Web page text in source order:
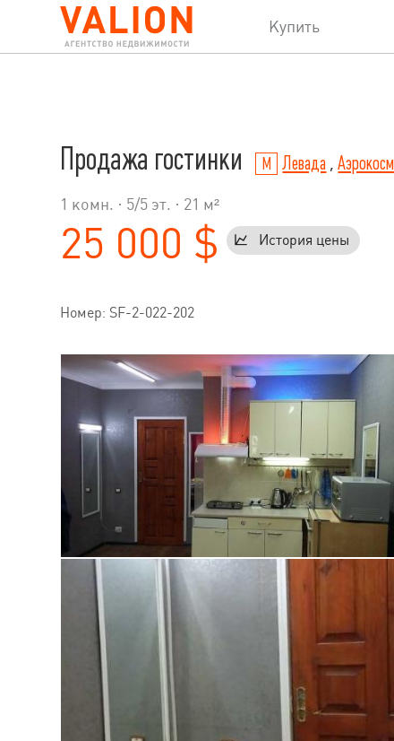
Купить
Продажа гостинки Левада ,
1 комн. · 5/5 эт. · 21 м²
25 000 $ История цены
Номер: SF-2-022-202